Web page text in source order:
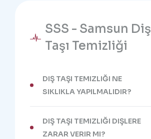
SSS - Samsun Diş
Taşı Temizliği
DIŞ TAŞI TEMIZLIĞI NE
SIKLIKLA YAPILMALIDIR?
DIŞ TAŞI TEMIZLIĞI DIŞLERE
ZARAR VERIR MI?